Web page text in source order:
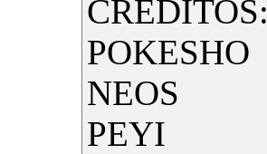
CREDITOS:
POKESHO
NEOS
PEYI